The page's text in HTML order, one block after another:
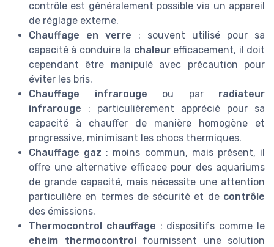
contrôle est généralement possible via un appareil
de réglage externe.
Chauffage en verre : souvent utilisé pour sa
capacité à conduire la chaleurefficacement, il doit
cependant être manipulé avec précaution pour
éviter les bris.
Chauffage infrarouge ou par radiateur
infrarouge : particulièrement apprécié pour sa
capacité à chauffer de manière homogène et
progressive, minimisant les chocs thermiques.
Chauffage gaz : moins commun, mais présent, il
offre une alternative efficace pour des aquariums
de grande capacité, mais nécessite une attention
particulière en termes de sécurité et de contrôle
des émissions.
Thermocontrol chauffage : dispositifs comme le
eheim thermocontrolfournissent une solution